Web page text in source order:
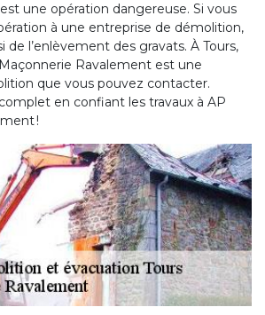
une opération dangereuse. Si vous
à une entreprise de démolition,
de l’enlèvement des gravats. À Tours,
Ravalement est une
que vous pouvez contacter.
en confiant les travaux à AP
!